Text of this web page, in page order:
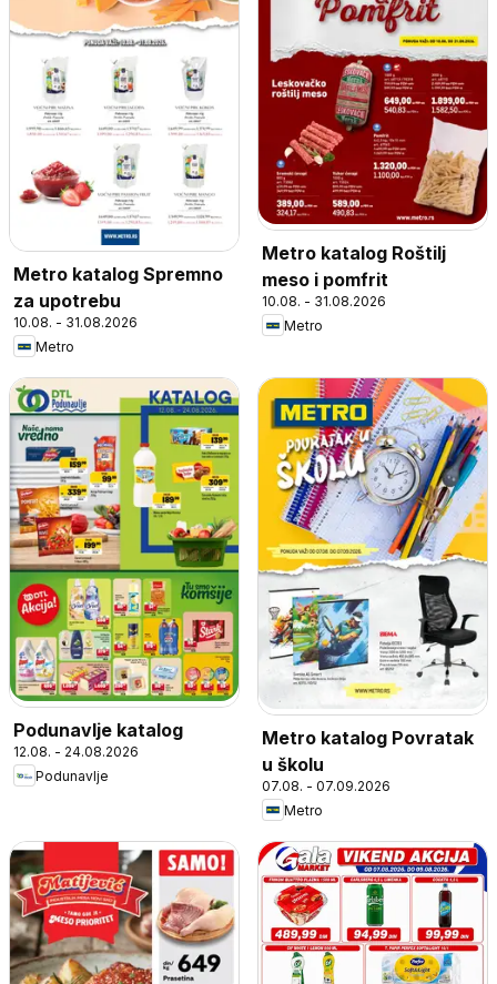
Metro katalog Spremno
za upotrebu
10.08. - 31.08.2026
Metro
Metro katalog Roštilj
meso i pomfrit
10.08. - 31.08.2026
Metro
Podunavlje katalog
12.08. - 24.08.2026
Podunavlje
Metro katalog Povratak
u školu
07.08. - 07.09.2026
Metro